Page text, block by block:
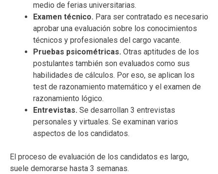
medio de ferias universitarias.
Examen técnico. Para ser contratado es necesario
aprobar una evaluación sobre los conocimientos
técnicos y profesionales del cargo vacante.
Pruebas psicométricas. Otras aptitudes de los
postulantes también son evaluados como sus
habilidades de cálculos. Por eso, se aplican los
test de razonamiento matemático y el examen de
razonamiento lógico.
Entrevistas. Se desarrollan 3 entrevistas
personales y virtuales. Se examinan varios
aspectos de los candidatos.
El proceso de evaluación de los candidatos es largo,
suele demorarse hasta 3 semanas.